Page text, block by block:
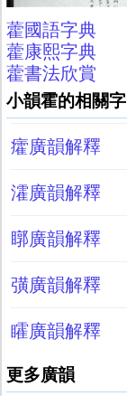
藿國語字典
藿康熙字典
藿書法欣賞
小韻霍的相關字
癨廣韻解釋
瀖廣韻解釋
䁨廣韻解釋
彉廣韻解釋
矐廣韻解釋
更多廣韻